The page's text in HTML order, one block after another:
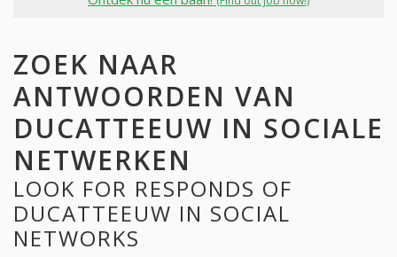
ZOEK NAAR
ANTWOORDEN VAN
DUCATTEEUW IN SOCIALE
NETWERKEN
LOOK FOR RESPONDS OF
DUCATTEEUW IN SOCIAL
NETWORKS